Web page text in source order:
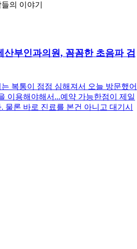
의 이야기
산부인과의원, 꼼꼼한 초음파 검
복통이 점점 심해져서 오늘 방문했어
이용해야해서...예약 가능한점이 제일
물론 바로 진료를 본건 아니고 대기시